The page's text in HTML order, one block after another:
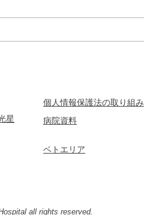
個人情報保護法の取り組み
星
​病院資料
ベトエリア
all rights reserved.